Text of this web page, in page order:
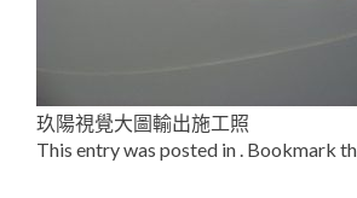
玖陽視覺大圖輸出施工照
This entry was posted in . Bookmark